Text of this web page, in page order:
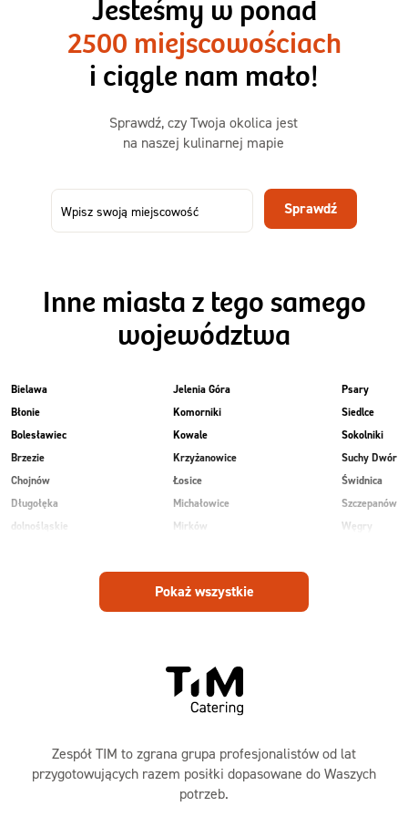
3 sycące posiłki o większej objętości. Mniej dań,
ta sama wygoda!
50,31 zł
73,99
-32%
Menu
Jesteśmy w ponad
2500 miejscowościach
i ciągle nam mało!
Sprawdź, czy Twoja okolica jest
na naszej kulinarnej mapie
Sprawdź
Inne miasta z tego samego
województwa
Bielawa
Błonie
Bolesławiec
Brzezie
Chojnów
Długołęka
dolnośląskie
Jelenia Góra
Komorniki
Kowale
Krzyżanowice
Łosice
Michałowice
Mirków
Piekary
Piotrowice
Psary
Siedlce
Sokolniki
Suchy Dwór
Świdnica
Szczepanów
Węgry
Pokaż wszystkie
Zespół TIM to zgrana grupa profesjonalistów od lat
przygotowujących razem posiłki dopasowane do Waszych
potrzeb.